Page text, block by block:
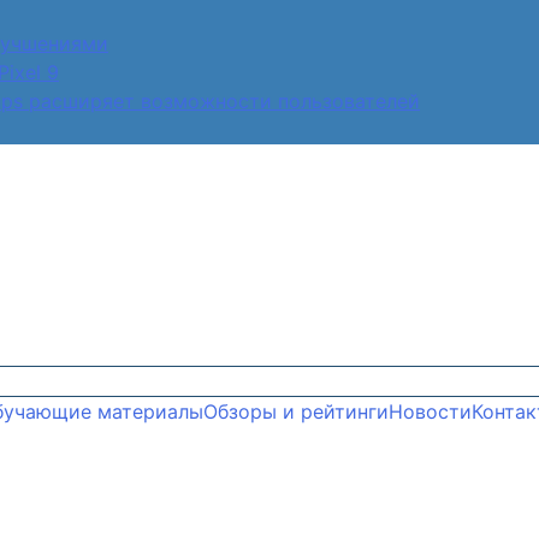
9
расширяет возможности пользователей
материалыОбзоры и рейтингиНовости